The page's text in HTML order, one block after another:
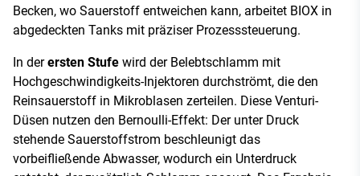
Becken, wo Sauerstoff entweichen kann, arbeitet BIOX in
abgedeckten Tanks mit präziser Prozesssteuerung.
In derersten Stufe wird der Belebtschlamm mit
Hochgeschwindigkeits-Injektoren durchströmt, die den
Reinsauerstoff in Mikroblasen zerteilen. Diese Venturi-
Düsen nutzen den Bernoulli-Effekt: Der unter Druck
stehende Sauerstoffstrom beschleunigt das
vorbeifließende Abwasser, wodurch ein Unterdruck